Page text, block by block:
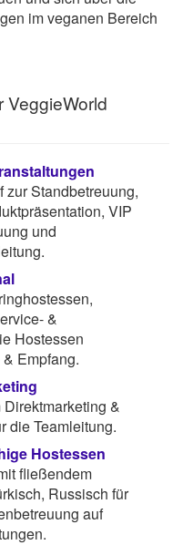
im veganen Bereich
VeggieWorld
zur Standbetreuung,
VIP
und
&
Hostessen
Empfang.
&
die Teamleitung.
Hostessen
fließendem
Russisch für
auf